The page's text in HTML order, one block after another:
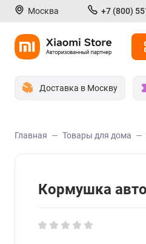
Москва +7 (800)
Доставка в Москву
Главная Товары для дома
Кормушка